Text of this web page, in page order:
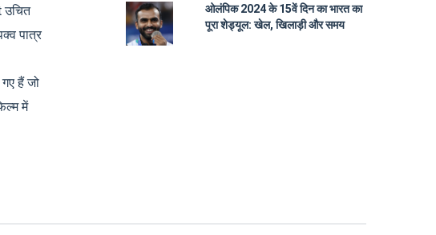
उचित
पात्र
हैं जो
में
ओलंपिक 2024 के 15वें दिन का भारत का
पूरा शेड्यूल: खेल, खिलाड़ी और समय